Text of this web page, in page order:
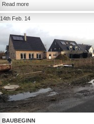
Read more
14th Feb. 14
BAUBEGINN